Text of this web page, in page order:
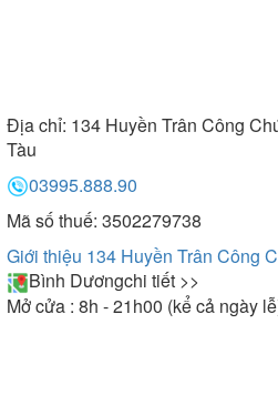
Địa chỉ: 134 Huyền Trân Công
Tàu
03995.888.90
Mã số thuế: 3502279738
Giới thiệu 134 Huyền Trân Công
Bình Dươngchi tiết >>
Mở cửa : 8h - 21h00 (kể cả ngày